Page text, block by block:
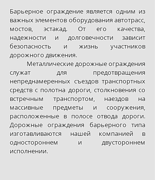
Барьерное ограждение является одним из
важных элементов оборудования автотрасс,
мостов, эстакад. От его качества,
надежности и долговечности зависит
безопасность и жизнь участников
дорожного движения.
Металлические дорожные ограждения
служат для предотвращения
непреднамеренных съездов транспортных
средств с полотна дороги, столкновения со
встречным транспортом, наездов на
массивные предметы и сооружения,
расположенные в полосе отвода дороги.
Дорожные ограждения барьерного типа
изготавливаются нашей компанией в
одностороннем и двустороннем
исполнении.